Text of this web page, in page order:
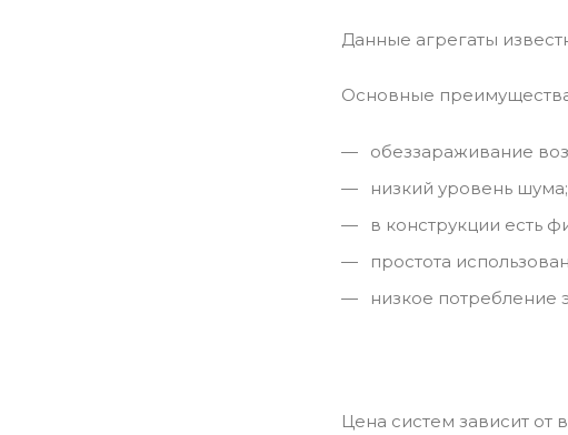
Данные агрегаты
Основные
обеззараживание
низкий уровень шума;
в конструкции есть
простота
низкое потребление
Цена систем зависит от